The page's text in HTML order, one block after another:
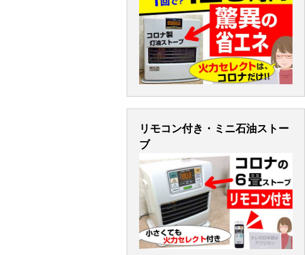
リモコン付き・ミニ石油ストー
ブ